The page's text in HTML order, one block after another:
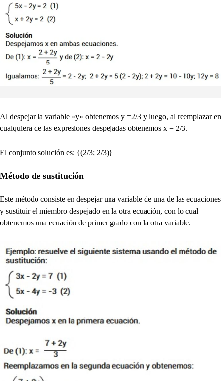
Al despejar la variable «y» obtenemos y =2/3 y luego, al reemplazar en
cualquiera de las expresiones despejadas obtenemos x = 2/3.
El conjunto solución es: {(2/3; 2/3)}
Método de sustitución
Este método consiste en despejar una variable de una de las ecuaciones
y sustituir el miembro despejado en la otra ecuación, con lo cual
obtenemos una ecuación de primer grado con la otra variable.